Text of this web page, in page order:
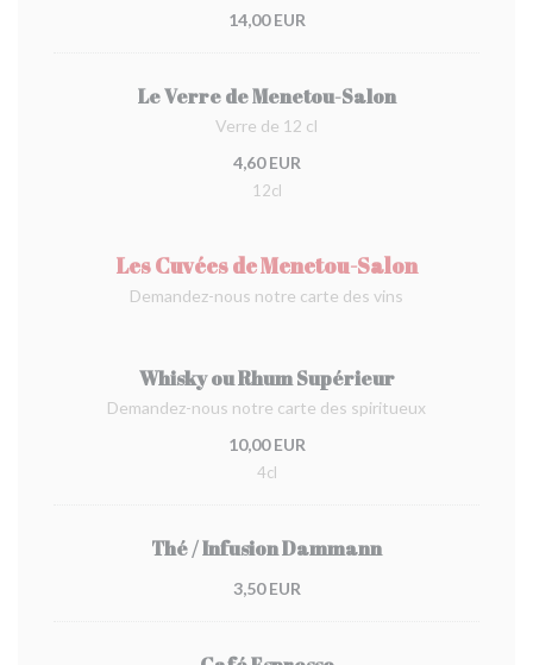
14,00 EUR
Le Verre de Menetou-Salon
Verre de 12 cl
4,60 EUR
12cl
Les Cuvées de Menetou-Salon
Demandez-nous notre carte des vins
Whisky ou Rhum Supérieur
Demandez-nous notre carte des spiritueux
10,00 EUR
4cl
Thé / Infusion Dammann
3,50 EUR